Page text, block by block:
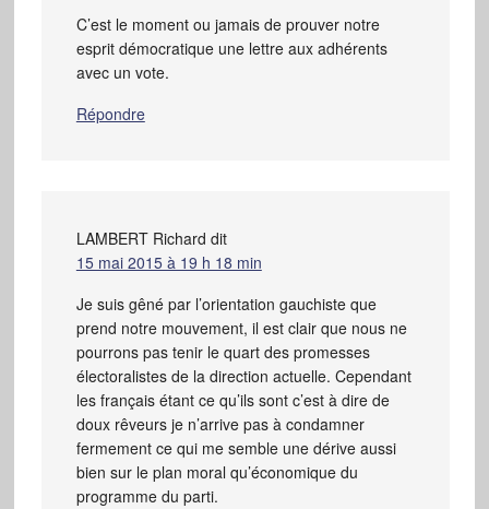
C’est le moment ou jamais de prouver notre
esprit démocratique une lettre aux adhérents
avec un vote.
Répondre
LAMBERT Richard dit
15 mai 2015 à 19 h 18 min
Je suis gêné par l’orientation gauchiste que
prend notre mouvement, il est clair que nous ne
pourrons pas tenir le quart des promesses
électoralistes de la direction actuelle. Cependant
les français étant ce qu’ils sont c’est à dire de
doux rêveurs je n’arrive pas à condamner
fermement ce qui me semble une dérive aussi
bien sur le plan moral qu’économique du
programme du parti.